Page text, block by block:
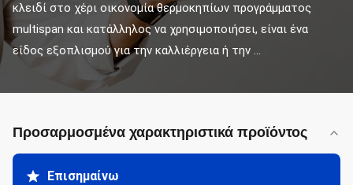
κλειδί στο χέρι οικονομία θερμοκηπίων προγράμματος
multispan και κατάλληλος να χρησιμοποιήσει, είναι ένα
είδος εξοπλισμού για την καλλιέργεια ή την ...
Προσαρμοσμένα χαρακτηριστικά προϊόντος
Επισημαίνω